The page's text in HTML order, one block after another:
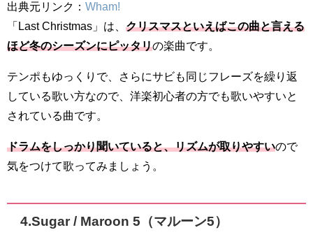
出典元リンク： Wham!
「Last Christmas」は、 クリスマスといえばこの曲と言える
ほど冬のシーズンにピッタリの楽曲です。
テンポもゆっくりで、さらにサビも同じフレーズを繰り返
している歌い方なので、洋楽初心者の方でも歌いやすいと
されている曲です。
ドラムをしっかり聞いていると、リズムが取りやすいので
気をつけて歌ってみましょう。
4.Sugar / Maroon 5（マルーン5）